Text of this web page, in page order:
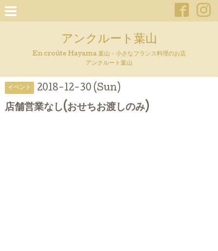
アンクルート葉山
En croûte Hayama 葉山・小さなフランス料理のお店
アンクルート葉山
イベント 2018-12-30 (Sun)
店舗営業なし(おせちお渡しのみ)